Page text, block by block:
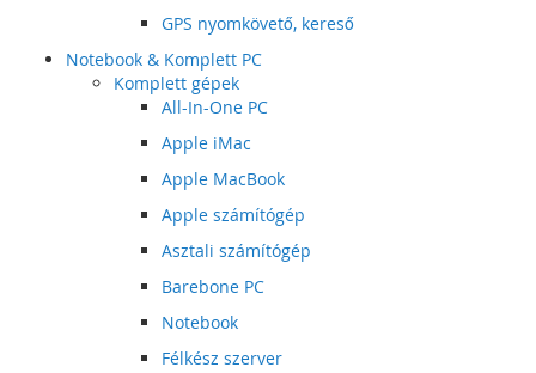
GPS nyomkövető, kereső
Notebook & Komplett PC
Komplett gépek
All-In-One PC
Apple iMac
Apple MacBook
Apple számítógép
Asztali számítógép
Barebone PC
Notebook
Félkész szerver